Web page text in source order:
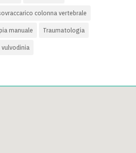
colonna vertebrale
manuale Traumatologia
vulvodinia